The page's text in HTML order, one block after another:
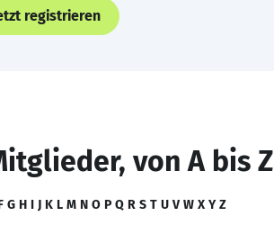
registrieren
von A bis Z
G H I J K L M N O P Q R S T U V W X Y Z